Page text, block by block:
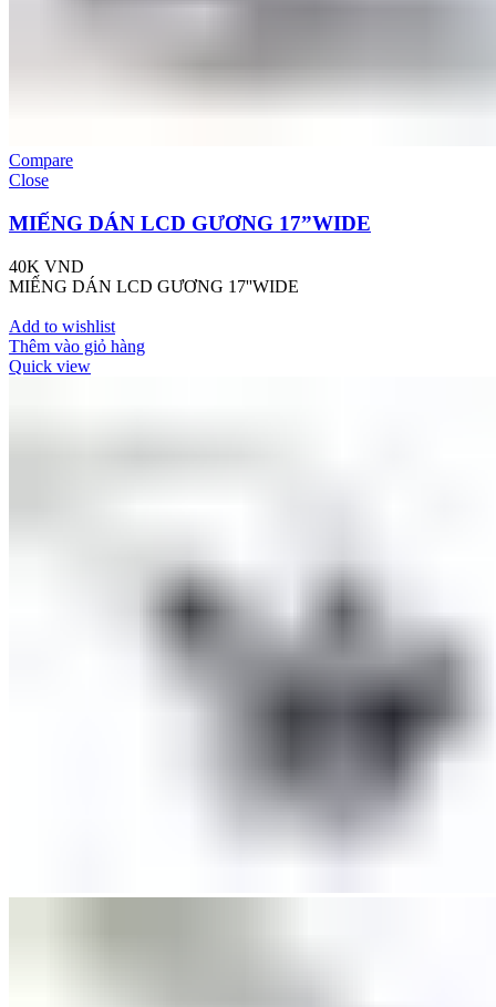
Compare
Close
MIẾNG DÁN LCD GƯƠNG 17”WIDE
40K VND
MIẾNG DÁN LCD GƯƠNG 17''WIDE
Add to wishlist
Thêm vào giỏ hàng
Quick view